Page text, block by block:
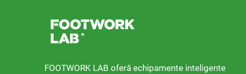
FOOTWORK LAB oferă echipamente inteligente